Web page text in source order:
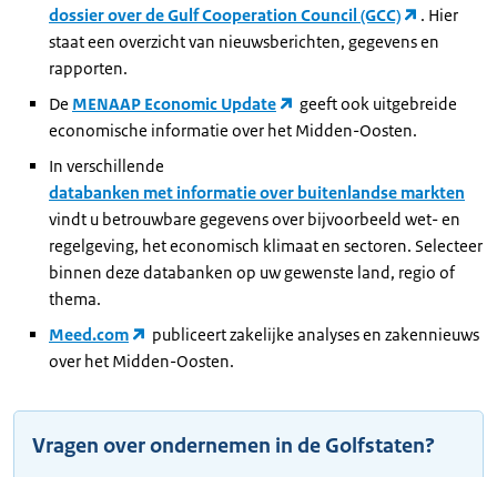
dossier over de Gulf Cooperation Council (GCC)
. Hier
staat een overzicht van nieuwsberichten, gegevens en
rapporten.
De MENAAP Economic Update
geeft ook uitgebreide
economische informatie over het Midden-Oosten.
In verschillende
databanken met informatie over buitenlandse markten
vindt u betrouwbare gegevens over bijvoorbeeld wet- en
regelgeving, het economisch klimaat en sectoren. Selecteer
binnen deze databanken op uw gewenste land, regio of
thema.
Meed.com
publiceert zakelijke analyses en zakennieuws
over het Midden-Oosten.
Vragen over ondernemen in de Golfstaten?